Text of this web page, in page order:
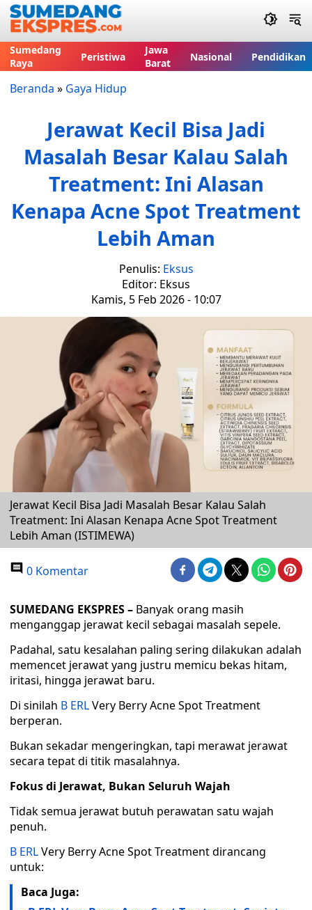
Sumedang
Raya
Peristiwa
Jawa
Barat
Nasional Pendidikan
Beranda » Gaya Hidup
Jerawat Kecil Bisa Jadi
Masalah Besar Kalau Salah
Treatment: Ini Alasan
Kenapa Acne Spot Treatment
Lebih Aman
Penulis: Eksus
Editor: Eksus
Kamis, 5 Feb 2026 - 10:07
Jerawat Kecil Bisa Jadi Masalah Besar Kalau Salah
Treatment: Ini Alasan Kenapa Acne Spot Treatment
Lebih Aman (ISTIMEWA)
0 Komentar
SUMEDANG EKSPRES – Banyak orang masih
menganggap jerawat kecil sebagai masalah sepele.
Padahal, satu kesalahan paling sering dilakukan adalah
memencet jerawat yang justru memicu bekas hitam,
iritasi, hingga jerawat baru.
Di sinilah B ERLVery Berry Acne Spot Treatment
berperan.
Bukan sekadar mengeringkan, tapi merawat jerawat
secara tepat di titik masalahnya.
Fokus di Jerawat, Bukan Seluruh Wajah
Tidak semua jerawat butuh perawatan satu wajah
penuh.
B ERLVery Berry Acne Spot Treatment dirancang
untuk:
Baca Juga: